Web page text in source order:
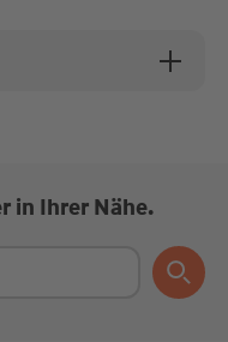
in Ihrer Nähe.